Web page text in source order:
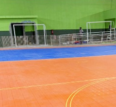
WHATSAPP